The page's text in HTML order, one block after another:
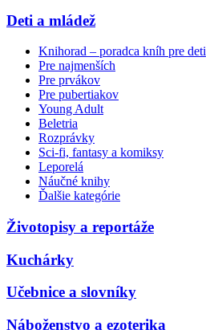
Deti a mládež
Knihorad – poradca kníh pre deti
Pre najmenších
Pre prvákov
Pre pubertiakov
Young Adult
Beletria
Rozprávky
Sci-fi, fantasy a komiksy
Leporelá
Náučné knihy
Ďalšie kategórie
Životopisy a reportáže
Kuchárky
Učebnice a slovníky
Náboženstvo a ezoterika